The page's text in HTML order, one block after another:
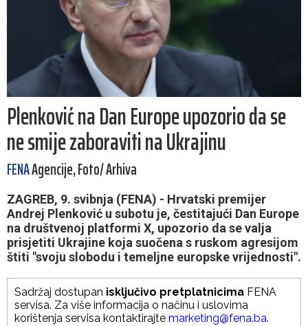
Plenković na Dan Europe upozorio da se
ne smije zaboraviti na Ukrajinu
FENAAgencije, Foto/ Arhiva
ZAGREB, 9. svibnja (FENA) - Hrvatski premijer
Andrej Plenković u subotu je, čestitajući Dan Europe
na društvenoj platformi X, upozorio da se valja
prisjetiti Ukrajine koja suočena s ruskom agresijom
štiti "svoju slobodu i temeljne europske vrijednosti".
Sadržaj dostupan isključivo pretplatnicima FENA
servisa. Za više informacija o načinu i uslovima
korištenja servisa kontaktirajte marketing@fena.ba.